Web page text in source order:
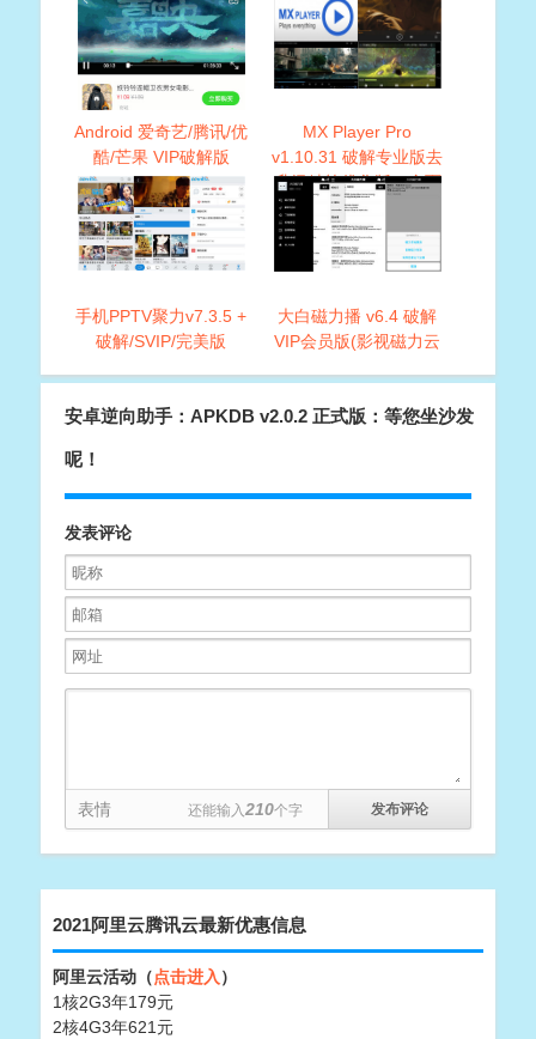
Android 爱奇艺/腾讯/优
酷/芒果 VIP破解版
MX Player Pro
v1.10.31 破解专业版去
升级精简优化版，全面
支持Android系统
手机PPTV聚力v7.3.5 +
破解/SVIP/完美版
大白磁力播 v6.4 破解
VIP会员版(影视磁力云
安卓逆向助手：APKDB v2.0.2 正式版：等您坐沙发
呢！
发表评论
表情 还能输入210个字
2021阿里云腾讯云最新优惠信息
阿里云活动（点击进入）
1核2G3年179元
2核4G3年621元